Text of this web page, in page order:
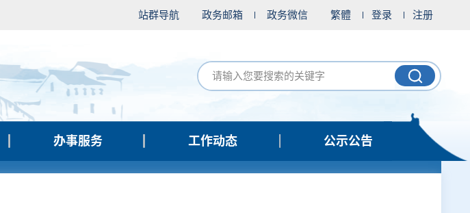
站群导航 政务邮箱 政务微信 繁體 登录 注册
办事服务 工作动态 公示公告